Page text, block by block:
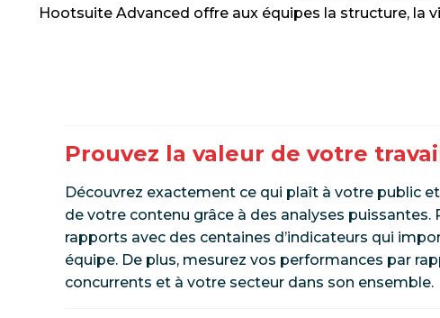
Hootsuite Advanced offre aux équipes la structure, la
Prouvez la valeur de votre
Découvrez exactement ce qui plaît à votre public
de votre contenu grâce à des analyses puissantes.
rapports avec des centaines d’indicateurs qui
équipe. De plus, mesurez vos performances par
concurrents et à votre secteur dans son ensemble.